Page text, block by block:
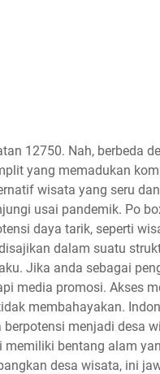
12750. Nah, berbeda
yang memadukan
wisata yang seru
usai pandemik. Po
daya tarik, seperti
dalam suatu
Jika anda sebagai
media promosi. Akses
membahayakan.
menjadi desa
bentang alam
desa wisata, ini